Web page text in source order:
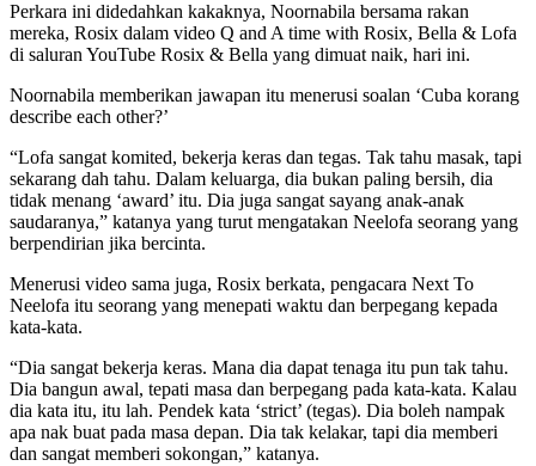
Perkara ini didedahkan kakaknya, Noornabila bersama rakan
mereka, Rosix dalam video Q and A time with Rosix, Bella & Lofa
di saluran YouTube Rosix & Bella yang dimuat naik, hari ini.
Noornabila memberikan jawapan itu menerusi soalan ‘Cuba korang
describe each other?’
“Lofa sangat komited, bekerja keras dan tegas. Tak tahu masak, tapi
sekarang dah tahu. Dalam keluarga, dia bukan paling bersih, dia
tidak menang ‘award’ itu. Dia juga sangat sayang anak-anak
saudaranya,” katanya yang turut mengatakan Neelofa seorang yang
berpendirian jika bercinta.
Menerusi video sama juga, Rosix berkata, pengacara Next To
Neelofa itu seorang yang menepati waktu dan berpegang kepada
kata-kata.
“Dia sangat bekerja keras. Mana dia dapat tenaga itu pun tak tahu.
Dia bangun awal, tepati masa dan berpegang pada kata-kata. Kalau
dia kata itu, itu lah. Pendek kata ‘strict’ (tegas). Dia boleh nampak
apa nak buat pada masa depan. Dia tak kelakar, tapi dia memberi
dan sangat memberi sokongan,” katanya.